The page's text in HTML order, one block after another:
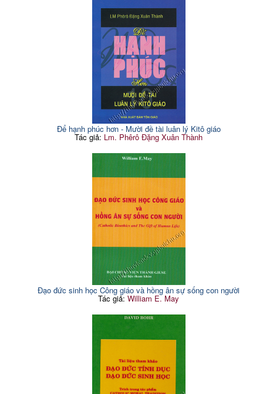
Để hạnh phúc hơn - Mười đề tài luân lý Kitô giáo
Tác giả: Lm. Phêrô Đặng Xuân Thành
Đạo đức sinh học Công giáo và hồng ân sự sống con người
Tác giả:William E. May